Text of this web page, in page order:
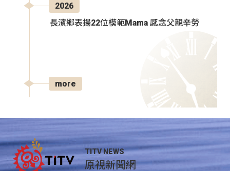
2026
長濱鄉表揚22位模範Mama 感念父親辛勞
more
TITV NEWS
原視新聞網